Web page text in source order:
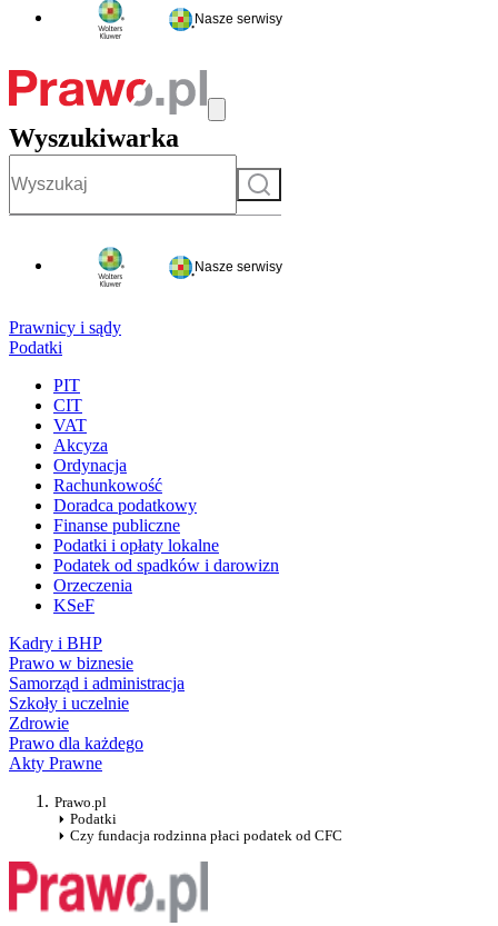
Nasze serwisy
Wyszukiwarka
Szukaj
Nasze serwisy
Prawnicy i sądy
Podatki
PIT
CIT
VAT
Akcyza
Ordynacja
Rachunkowość
Doradca podatkowy
Finanse publiczne
Podatki i opłaty lokalne
Podatek od spadków i darowizn
Orzeczenia
KSeF
Kadry i BHP
Prawo w biznesie
Samorząd i administracja
Szkoły i uczelnie
Zdrowie
Prawo dla każdego
Akty Prawne
Prawo.pl
Podatki
Czy fundacja rodzinna płaci podatek od CFC